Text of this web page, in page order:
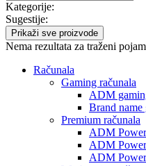
Kategorije:
Sugestije:
Prikaži sve proizvode
Nema rezultata za traženi
Računala
Gaming računala
ADM
Brand name
Premium računala
ADM
ADM
ADM